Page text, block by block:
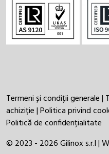
Termeni și condiții generale|
achiziție|Politica privind
Politică de confidențialitate
© 2023 - 2026 Gilinox s.r.l |